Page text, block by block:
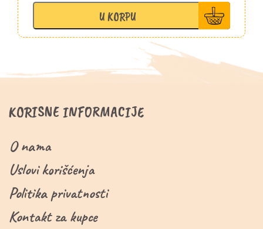
Fatalni
60ml/30g
količina
U KORPU
KORISNE INFORMACIJE
O nama
Uslovi korišćenja
Politika privatnosti
Kontakt za kupce